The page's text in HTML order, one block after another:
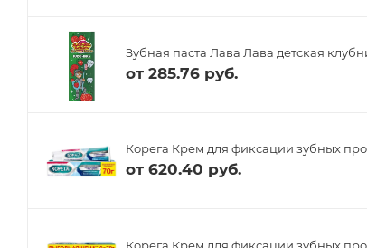
Зубная паста Лава Лава детская
от 285.76 руб.
Корега Крем для фиксации зубных
от 620.40 руб.